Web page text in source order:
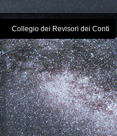
Collegio dei Revisori dei Conti